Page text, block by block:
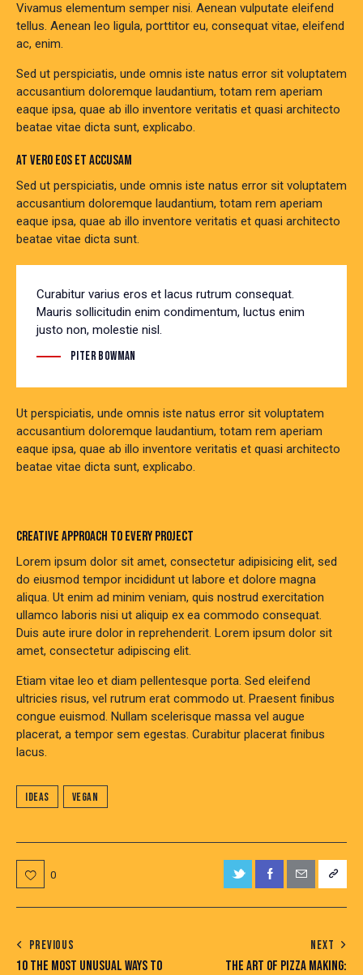
Vivamus elementum semper nisi. Aenean vulputate eleifend
tellus. Aenean leo ligula, porttitor eu, consequat vitae, eleifend
ac, enim.
Sed ut perspiciatis, unde omnis iste natus error sit voluptatem
accusantium doloremque laudantium, totam rem aperiam
eaque ipsa, quae ab illo inventore veritatis et quasi architecto
beatae vitae dicta sunt, explicabo.
AT VERO EOS ET ACCUSAM
Sed ut perspiciatis, unde omnis iste natus error sit voluptatem
accusantium doloremque laudantium, totam rem aperiam
eaque ipsa, quae ab illo inventore veritatis et quasi architecto
beatae vitae dicta sunt.
Curabitur varius eros et lacus rutrum consequat.
Mauris sollicitudin enim condimentum, luctus enim
justo non, molestie nisl.
Piter Bowman
Ut perspiciatis, unde omnis iste natus error sit voluptatem
accusantium doloremque laudantium, totam rem aperiam
eaque ipsa, quae ab illo inventore veritatis et quasi architecto
beatae vitae dicta sunt, explicabo.
CREATIVE APPROACH TO EVERY PROJECT
Lorem ipsum dolor sit amet, consectetur adipisicing elit, sed
do eiusmod tempor incididunt ut labore et dolore magna
aliqua. Ut enim ad minim veniam, quis nostrud exercitation
ullamco laboris nisi ut aliquip ex ea commodo consequat.
Duis aute irure dolor in reprehenderit. Lorem ipsum dolor sit
amet, consectetur adipiscing elit.
Etiam vitae leo et diam pellentesque porta. Sed eleifend
ultricies risus, vel rutrum erat commodo ut. Praesent finibus
congue euismod. Nullam scelerisque massa vel augue
placerat, a tempor sem egestas. Curabitur placerat finibus
lacus.
Ideas Vegan
0
PREVIOUS
10 THE MOST UNUSUAL WAYS TO
NEXT
THE ART OF PIZZA MAKING: